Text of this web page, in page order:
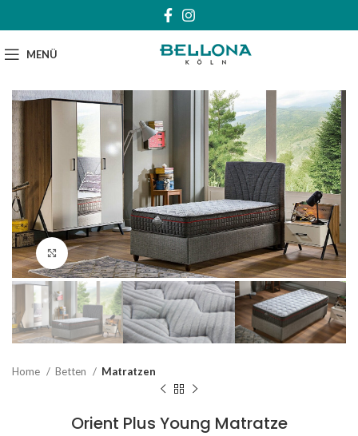
MENÜ
Klick zum Vergrößern
Home Betten Matratzen
Orient Plus Young Matratze